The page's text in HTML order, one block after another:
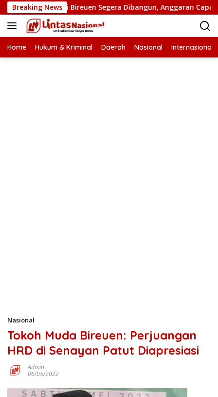
Langsung
ke
konten
Breaking News
Putus di Bireuen Segera Dibangun, Anggaran Capai 500 M
Home Hukum & Kriminal Daerah Nasional Internasional
Nasional
Tokoh Muda Bireuen: Perjuangan
HRD di Senayan Patut Diapresiasi
Admin
06/05/2022